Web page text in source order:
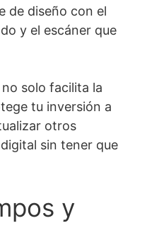
de diseño con el
y el escáner que
solo facilita la
tu inversión a
otros
sin tener que
y